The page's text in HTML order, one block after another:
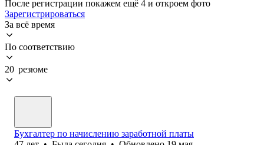
После регистрации покажем ещё 4 и откроем фото
Зарегистрироваться
За всё время
По соответствию
20 резюме
Бухгалтер по начислению заработной платы